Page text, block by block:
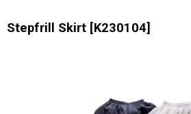
Stepfrill Skirt [K230104]